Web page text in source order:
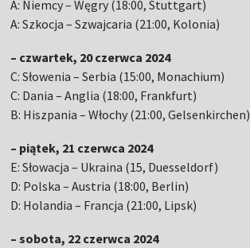
A: Niemcy – Węgry (18:00, Stuttgart)
A: Szkocja – Szwajcaria (21:00, Kolonia)
– czwartek, 20 czerwca 2024
C: Słowenia – Serbia (15:00, Monachium)
C: Dania – Anglia (18:00, Frankfurt)
B: Hiszpania – Włochy (21:00, Gelsenkirchen)
– piątek, 21 czerwca 2024
E: Słowacja – Ukraina (15, Duesseldorf)
D: Polska – Austria (18:00, Berlin)
D: Holandia – Francja (21:00, Lipsk)
– sobota, 22 czerwca 2024